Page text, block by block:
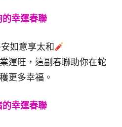
的幸運春聯
如意享太和
運旺，這副春聯助你在蛇
更多幸福。
的幸運春聯